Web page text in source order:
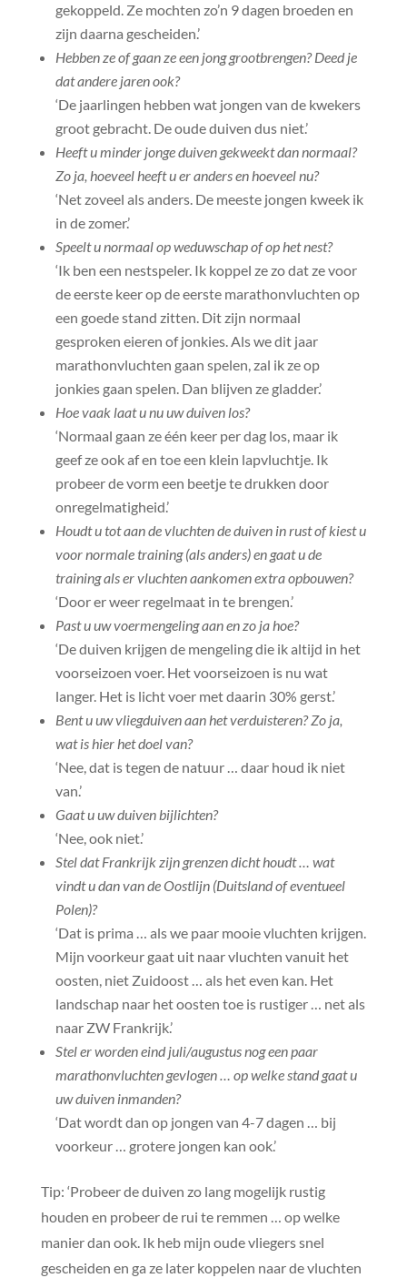
gekoppeld. Ze mochten zo’n 9 dagen broeden en
zijn daarna gescheiden.’
Hebben ze of gaan ze een jong grootbrengen? Deed je
dat andere jaren ook?
‘De jaarlingen hebben wat jongen van de kwekers
groot gebracht. De oude duiven dus niet.’
Heeft u minder jonge duiven gekweekt dan normaal?
Zo ja, hoeveel heeft u er anders en hoeveel nu?
‘Net zoveel als anders. De meeste jongen kweek ik
in de zomer.’
Speelt u normaal op weduwschap of op het nest?
‘Ik ben een nestspeler. Ik koppel ze zo dat ze voor
de eerste keer op de eerste marathonvluchten op
een goede stand zitten. Dit zijn normaal
gesproken eieren of jonkies. Als we dit jaar
marathonvluchten gaan spelen, zal ik ze op
jonkies gaan spelen. Dan blijven ze gladder.’
Hoe vaak laat u nu uw duiven los?
‘Normaal gaan ze één keer per dag los, maar ik
geef ze ook af en toe een klein lapvluchtje. Ik
probeer de vorm een beetje te drukken door
onregelmatigheid.’
Houdt u tot aan de vluchten de duiven in rust of kiest u
voor normale training (als anders) en gaat u de
training als er vluchten aankomen extra opbouwen?
‘Door er weer regelmaat in te brengen.’
Past u uw voermengeling aan en zo ja hoe?
‘De duiven krijgen de mengeling die ik altijd in het
voorseizoen voer. Het voorseizoen is nu wat
langer. Het is licht voer met daarin 30% gerst.’
Bent u uw vliegduiven aan het verduisteren? Zo ja,
wat is hier het doel van?
‘Nee, dat is tegen de natuur … daar houd ik niet
van.’
Gaat u uw duiven bijlichten?
‘Nee, ook niet.’
Stel dat Frankrijk zijn grenzen dicht houdt … wat
vindt u dan van de Oostlijn (Duitsland of eventueel
Polen)?
‘Dat is prima … als we paar mooie vluchten krijgen.
Mijn voorkeur gaat uit naar vluchten vanuit het
oosten, niet Zuidoost … als het even kan. Het
landschap naar het oosten toe is rustiger … net als
naar ZW Frankrijk.’
Stel er worden eind juli/augustus nog een paar
marathonvluchten gevlogen … op welke stand gaat u
uw duiven inmanden?
‘Dat wordt dan op jongen van 4-7 dagen … bij
voorkeur … grotere jongen kan ook.’
Tip: ‘Probeer de duiven zo lang mogelijk rustig
houden en probeer de rui te remmen … op welke
manier dan ook. Ik heb mijn oude vliegers snel
gescheiden en ga ze later koppelen naar de vluchten